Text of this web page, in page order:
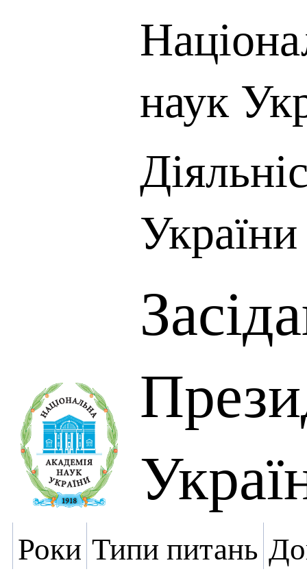
наук
України
Роки Типи питань